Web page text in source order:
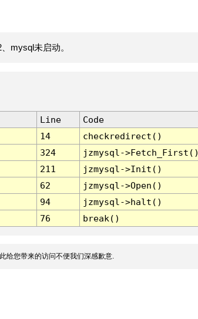
mysql未启动。
Line
Code
14
checkredirect()
324
jzmysql-
211
jzmysql->Init()
62
jzmysql->Open()
94
jzmysql->halt()
76 break()
给您带来的访问不便我们深感歉意.